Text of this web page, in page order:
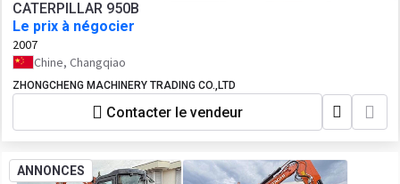
CATERPILLAR 950B
Le prix à négocier
2007
Chine, Changqiao
ZHONGCHENG MACHINERY TRADING CO.,LTD
Contacter le vendeur
ANNONCES